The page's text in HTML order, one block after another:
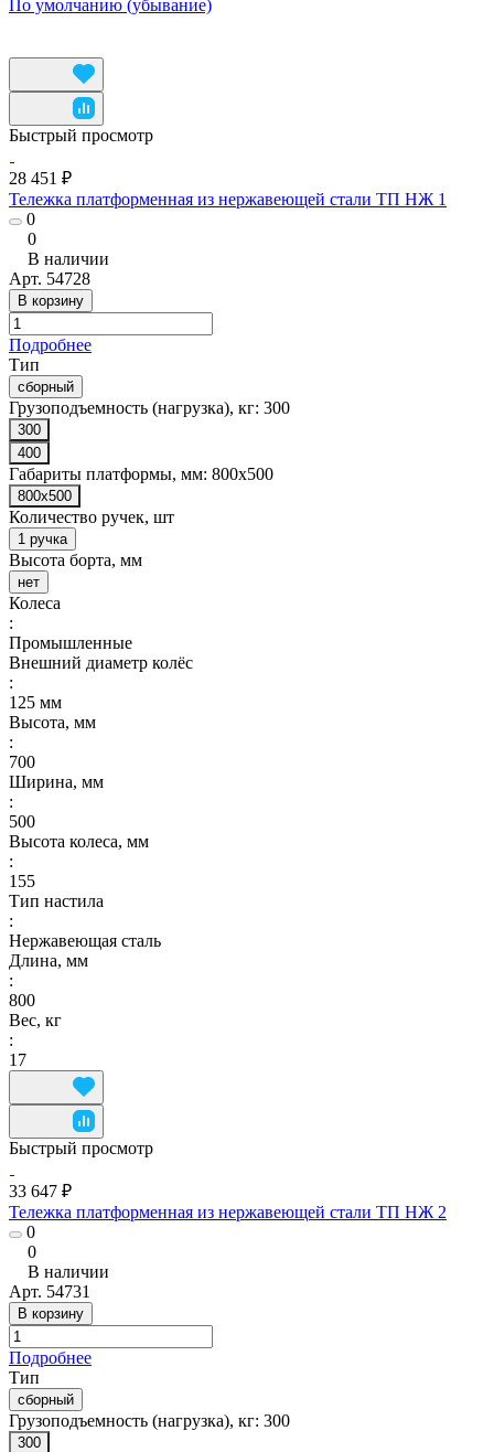
По умолчанию (убывание)
Быстрый просмотр
28 451 ₽
Тележка платформенная из нержавеющей стали ТП НЖ 1
0
0
В наличии
Арт. 54728
В корзину
Подробнее
Тип
сборный
Грузоподъемность (нагрузка), кг: 300
300
400
Габариты платформы, мм: 800x500
800x500
Количество ручек, шт
1 ручка
Высота борта, мм
нет
Колеса
:
Промышленные
Внешний диаметр колёс
:
125 мм
Высота, мм
:
700
Ширина, мм
:
500
Высота колеса, мм
:
155
Тип настила
:
Нержавеющая сталь
Длина, мм
:
800
Вес, кг
:
17
Быстрый просмотр
33 647 ₽
Тележка платформенная из нержавеющей стали ТП НЖ 2
0
0
В наличии
Арт. 54731
В корзину
Подробнее
Тип
сборный
Грузоподъемность (нагрузка), кг: 300
300